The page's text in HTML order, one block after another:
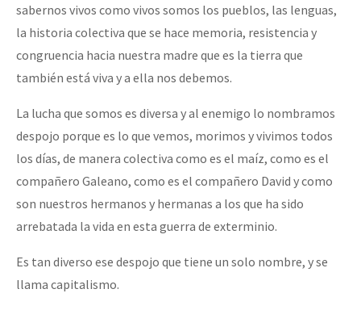
sabernos vivos como vivos somos los pueblos, las lenguas,
la historia colectiva que se hace memoria, resistencia y
congruencia hacia nuestra madre que es la tierra que
también está viva y a ella nos debemos.
La lucha que somos es diversa y al enemigo lo nombramos
despojo porque es lo que vemos, morimos y vivimos todos
los días, de manera colectiva como es el maíz, como es el
compañero Galeano, como es el compañero David y como
son nuestros hermanos y hermanas a los que ha sido
arrebatada la vida en esta guerra de exterminio.
Es tan diverso ese despojo que tiene un solo nombre, y se
llama capitalismo.